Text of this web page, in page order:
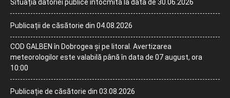
Situația datoriei publice întocmită la data de 30.06.2026
Publicații de căsătorie din 04.08.2026
COD GALBEN în Dobrogea și pe litoral. Avertizarea
meteorologilor este valabilă până în data de 07 august, ora
10:00
Publicație de căsătorie din 03.08.2026